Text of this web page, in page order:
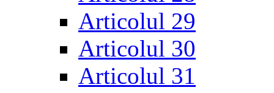
Articolul 29
Articolul 30
Articolul 31